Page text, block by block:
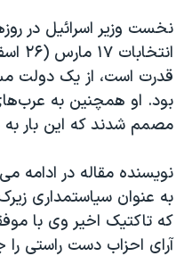
صفحه‌های ویژه
سفر پرزیدنت ترامپ به چین
نخست وزیر اسرائیل در
قدرت است، از يک دولت
بود. او همچنين به عرب‌های
مصمم شدند که اين بار
نويسنده مقاله در ادامه
به عنوان سياستمداری
که تاکتيک اخير وی با
آرای احزاب دست راستی را